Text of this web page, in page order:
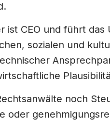
ist CEO und führt
sozialen und
noch
oder